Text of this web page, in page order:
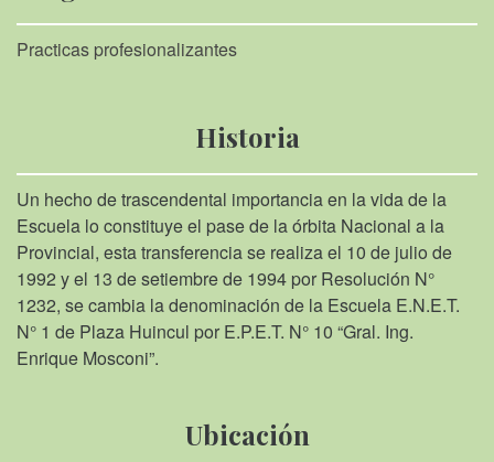
Practicas profesionalizantes
Historia
Un hecho de trascendental importancia en la vida de la
Escuela lo constituye el pase de la órbita Nacional a la
Provincial, esta transferencia se realiza el 10 de julio de
1992 y el 13 de setiembre de 1994 por Resolución N°
1232, se cambia la denominación de la Escuela E.N.E.T.
N° 1 de Plaza Huincul por E.P.E.T. N° 10 “Gral. Ing.
Enrique Mosconi”.
Ubicación